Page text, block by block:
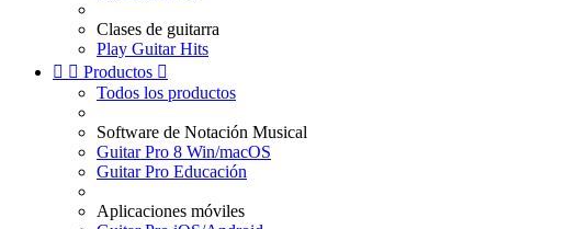
Clases de guitarra
Play Guitar Hits
  Productos 
Todos los productos
Software de Notación Musical
Guitar Pro 8 Win/macOS
Guitar Pro Educación
Aplicaciones móviles